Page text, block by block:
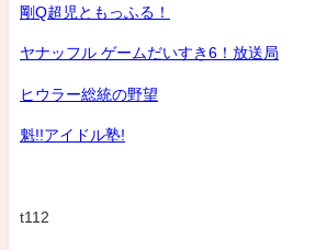
剛Q超児ともっふる！
ヤナッフル ゲームだいすき6！放送局
ヒウラー総統の野望
魁!!アイドル塾!
t112